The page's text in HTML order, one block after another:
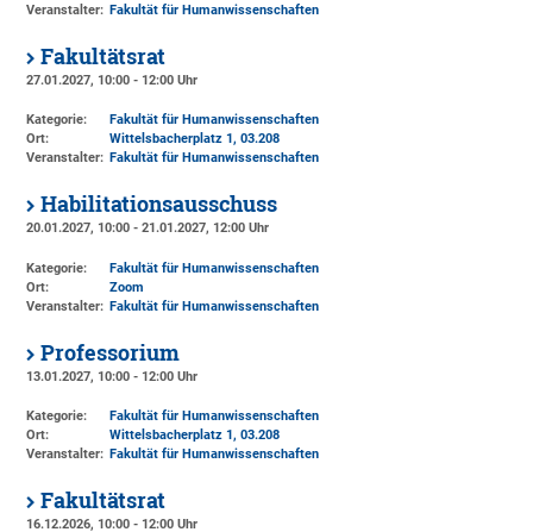
Veranstalter: Fakultät für Humanwissenschaften
Fakultätsrat
27.01.2027, 10:00 - 12:00 Uhr
Kategorie:
Fakultät für Humanwissenschaften
Ort:
Wittelsbacherplatz 1, 03.208
Veranstalter: Fakultät für Humanwissenschaften
Habilitationsausschuss
20.01.2027, 10:00 - 21.01.2027, 12:00 Uhr
Kategorie:
Fakultät für Humanwissenschaften
Ort:
Zoom
Veranstalter: Fakultät für Humanwissenschaften
Professorium
13.01.2027, 10:00 - 12:00 Uhr
Kategorie:
Fakultät für Humanwissenschaften
Ort:
Wittelsbacherplatz 1, 03.208
Veranstalter: Fakultät für Humanwissenschaften
Fakultätsrat
16.12.2026, 10:00 - 12:00 Uhr